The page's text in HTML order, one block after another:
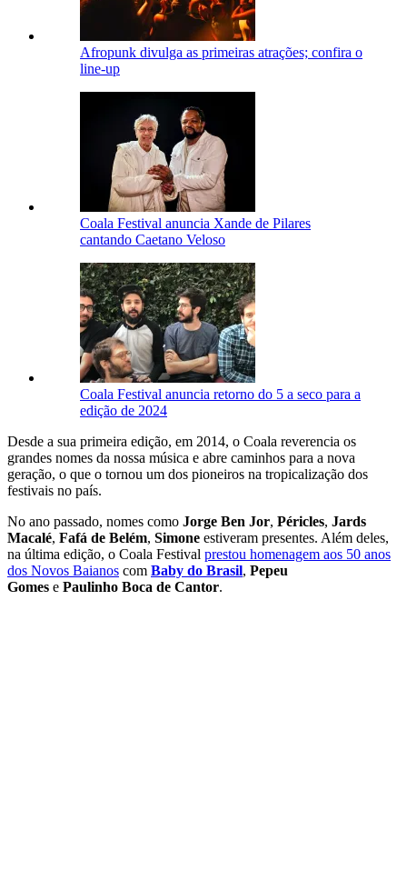
Afropunk divulga as primeiras atrações; confira o
line-up
Coala Festival anuncia Xande de Pilares
cantando Caetano Veloso
Coala Festival anuncia retorno do 5 a seco para a
edição de 2024
Desde a sua primeira edição, em 2014, o Coala reverencia os
grandes nomes da nossa música e abre caminhos para a nova
geração, o que o tornou um dos pioneiros na tropicalização dos
festivais no país.
No ano passado, nomes como Jorge Ben Jor, Péricles, Jards
Macalé, Fafá de Belém, Simone estiveram presentes. Além deles,
na última edição, o Coala Festival prestou homenagem aos 50 anos
dos Novos Baianos com Baby do Brasil, Pepeu
Gomes e Paulinho Boca de Cantor.